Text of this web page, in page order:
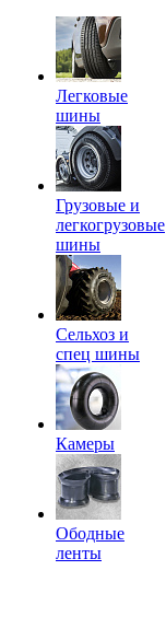
Легковые
шины
Грузовые и
легкогрузовые
шины
Сельхоз и
спец шины
Камеры
Ободные
ленты